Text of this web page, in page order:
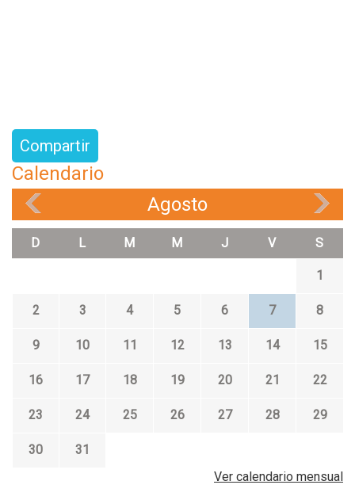
Compartir
Calendario
Agosto
D L M M J V S
1
2 3 4 5 6 7 8
9 10 11 12 13 14 15
16 17 18 19 20 21 22
23 24 25 26 27 28 29
30
31
Ver calendario mensual